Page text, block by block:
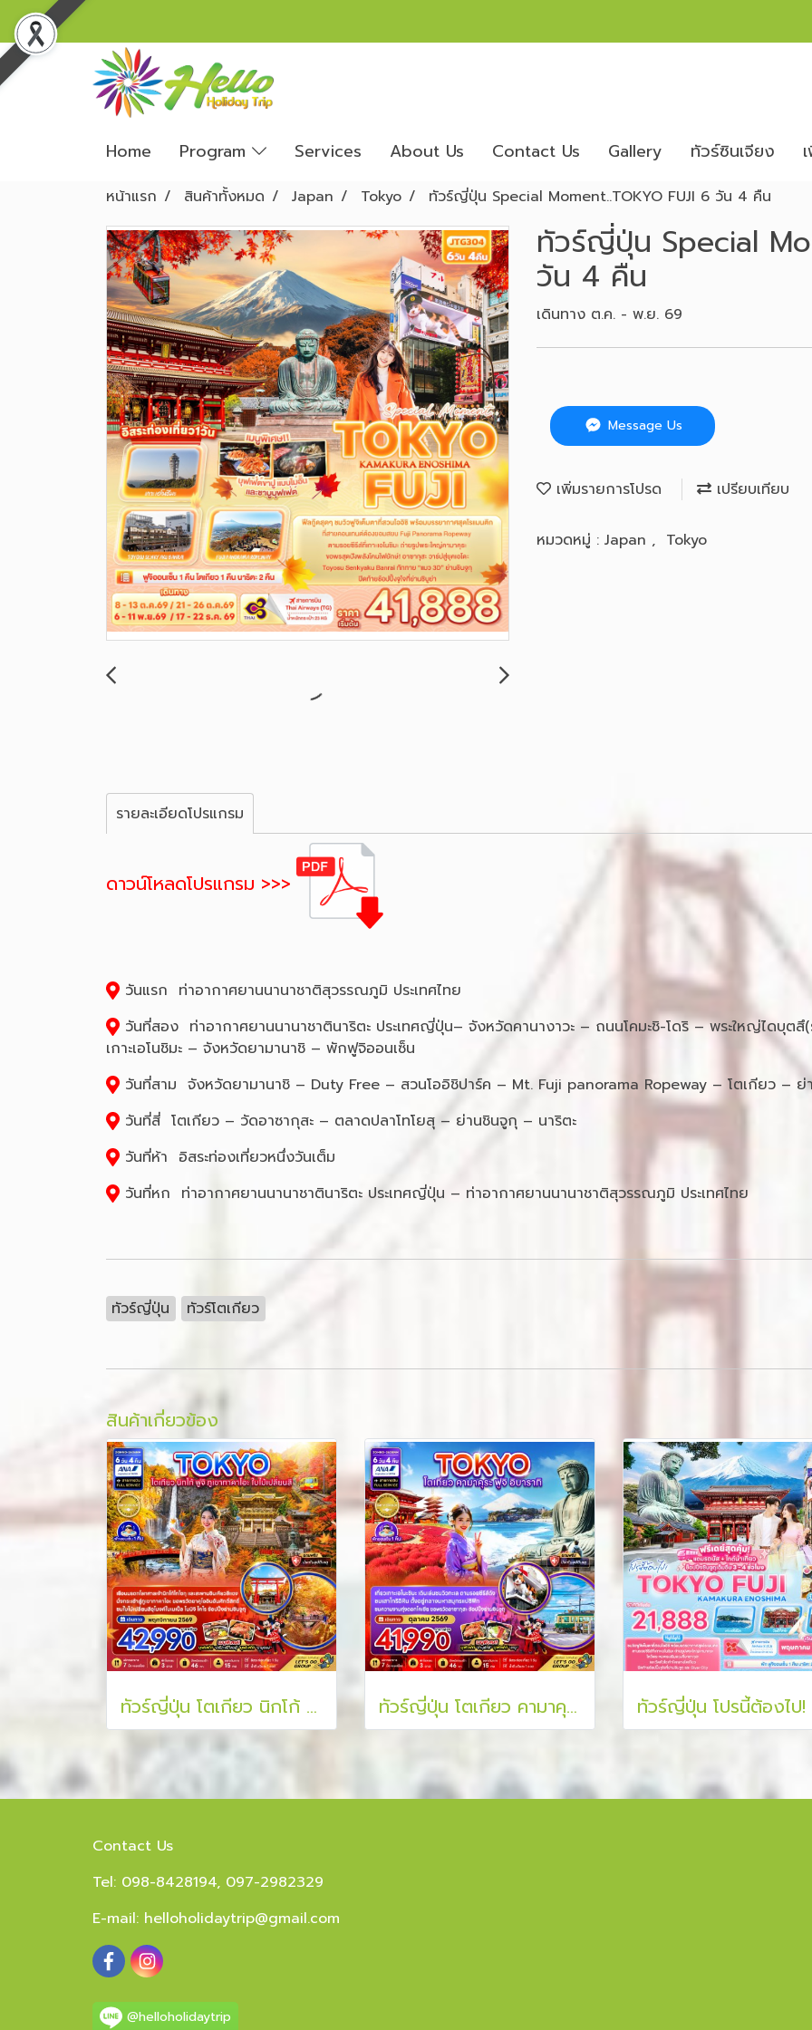
Home Program Services About Us Contact Us Gallery ทัวร์ซินเจียง
หน้าแรก สินค้าทั้งหมด Japan Tokyo ทัวร์ญี่ปุ่น Special Moment..TOKYO FUJI 6 วัน 4 คืน
ทัวร์ญี่ปุ่น Special
วัน 4 คืน
เดินทาง ต.ค. - พ.ย. 69
Message Us
เพิ่มรายการโปรด เปรียบเทียบ
หมวดหมู่ : Japan , Tokyo
รายละเอียดโปรแกรม
ดาวน์โหลดโปรแกรม >>>
วันแรก ท่าอากาศยานนานาชาติสุวรรณภูมิ ประเทศไทย
วันที่สอง ท่าอากาศยานนานาชาตินาริตะ ประเทศญี่ปุ่น– จังหวัดคานางาวะ – ถนนโคมะชิ-โดริ – พระใหญ่ไดบุตสึ(
เกาะเอโนชิมะ – จังหวัดยามานาชิ – พักฟูจิออนเซ็น
วันที่สาม จังหวัดยามานาชิ – Duty Free – สวนโออิชิปาร์ค – Mt. Fuji panorama Ropeway – โตเกียว –
วันที่สี่ โตเกียว – วัดอาซากุสะ – ตลาดปลาโทโยสุ – ย่านชินจูกุ – นาริตะ
วันที่ห้า อิสระท่องเที่ยวหนึ่งวันเต็ม
วันที่หก ท่าอากาศยานนานาชาตินาริตะ ประเทศญี่ปุ่น – ท่าอากาศยานนานาชาติสุวรรณภูมิ ประเทศไทย
ทัวร์ญี่ปุ่น ทัวร์โตเกียว
สินค้าเกี่ยวข้อง
ทัวร์ญี่ปุ่น โตเกียว นิกโก้ ฟูจิ ภูเขาทาคาโอะ ใบไม้เปลี่ยนสี 6 วัน 4 คืน ทัวร์ญี่ปุ่น โตเกียว คามาคุระ ฟูจิ อิบารากิ 6 วัน 4 คืน
Contact Us
Tel: 098-8428194, 097-2982329
E-mail: helloholidaytrip@gmail.com
@helloholidaytrip